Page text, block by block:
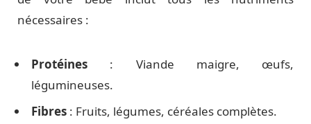
nécessaires :
Protéines : Viande maigre, œufs,
légumineuses.
Fibres : Fruits, légumes, céréales complètes.